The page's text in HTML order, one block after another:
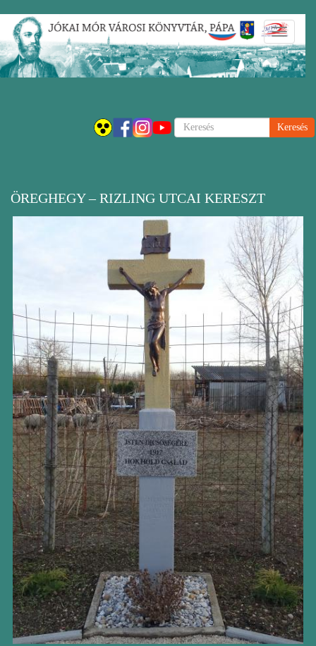
Ugrás
tartalomra
Keresés
ÖREGHEGY – RIZLING UTCAI KERESZT